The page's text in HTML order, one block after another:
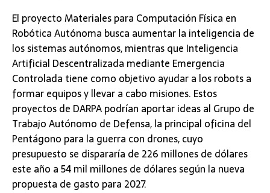
El proyectoMateriales para Computación Física en
Robótica Autónoma busca aumentar la inteligencia de
los sistemas autónomos, mientras que Inteligencia
Artificial Descentralizada mediante Emergencia
Controlada tiene como objetivo ayudar a los robots a
formar equipos y llevar a cabo misiones. Estos
proyectos de DARPA podrían aportar ideas al Grupo de
Trabajo Autónomo de Defensa, la principal oficina del
Pentágono para la guerra con drones, cuyo
presupuesto se dispararía de 226 millones de dólares
este año a54 mil millones de dólaressegún la nueva
propuesta de gasto para 2027.